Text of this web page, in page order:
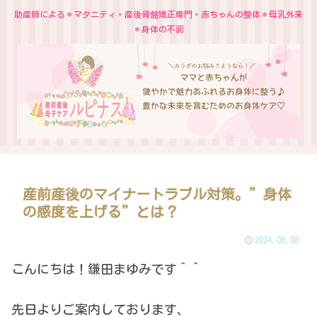
助産師による＊マタニティ・産後骨盤矯正専門・赤ちゃんの整体＊母乳外来
＊身体の不調
産前産後のマイナートラブル対策。”身体
の感度を上げる”とは？
2024.08.08
こんにちは！鎌田まゆみです＾＾
先日よりご案内しております、